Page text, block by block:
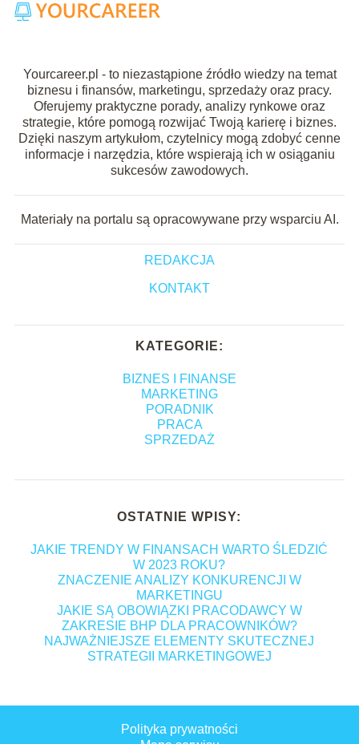
Yourcareer.pl - to niezastąpione źródło wiedzy na temat
biznesu i finansów, marketingu, sprzedaży oraz pracy.
Oferujemy praktyczne porady, analizy rynkowe oraz
strategie, które pomogą rozwijać Twoją karierę i biznes.
Dzięki naszym artykułom, czytelnicy mogą zdobyć cenne
informacje i narzędzia, które wspierają ich w osiąganiu
sukcesów zawodowych.
Materiały na portalu są opracowywane przy wsparciu AI.
REDAKCJA
KONTAKT
KATEGORIE:
BIZNES I FINANSE
MARKETING
PORADNIK
PRACA
SPRZEDAŻ
OSTATNIE WPISY:
JAKIE TRENDY W FINANSACH WARTO ŚLEDZIĆ
W 2023 ROKU?
ZNACZENIE ANALIZY KONKURENCJI W
MARKETINGU
JAKIE SĄ OBOWIĄZKI PRACODAWCY W
ZAKRESIE BHP DLA PRACOWNIKÓW?
NAJWAŻNIEJSZE ELEMENTY SKUTECZNEJ
STRATEGII MARKETINGOWEJ
Polityka prywatności